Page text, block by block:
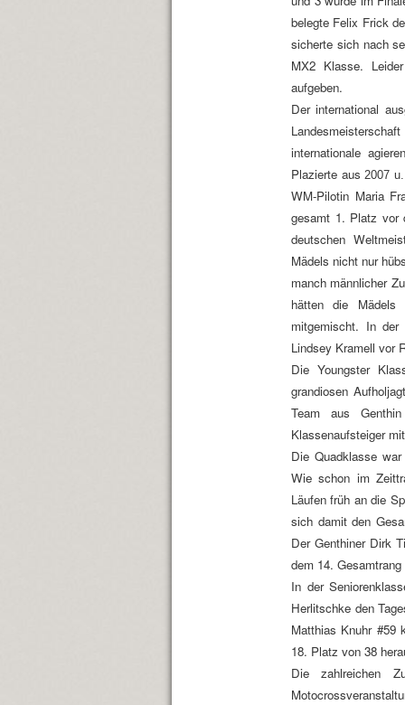
belegte Felix Frick
sicherte sich nach
MX2 Klasse.
aufgeben.
Der international
internationale
Plazierte aus 2007
WM-Pilotin Maria
gesamt 1. Platz vor
deutschen
Mädels nicht nur
manch männlicher
hätten die Mädels
mitgemischt. In der
Lindsey Kramell vor
Die Youngster
grandiosen
Team aus
Klassenaufsteiger
Die Quadklasse
Wie schon im
Läufen früh an die
sich damit den
Der Genthiner Dirk
dem 14.
In der
Herlitschke den
Matthias Knuhr #59
18. Platz von 38
Die zahlreichen